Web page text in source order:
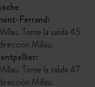
Ferrand:
Tome la salida 45
Millau.
Tome la salida 47
Millau.